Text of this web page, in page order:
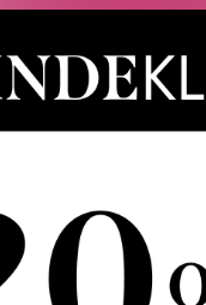
356